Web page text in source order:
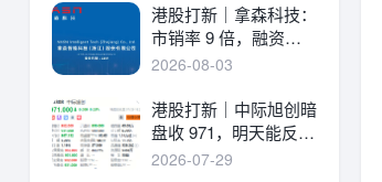
港股打新｜拿森科技：
市销率 9 倍，融资溢
价 30%，能打吗？
2026-08-03
港股打新｜中际旭创暗
盘收 971，明天能反弹
吗？
2026-07-29